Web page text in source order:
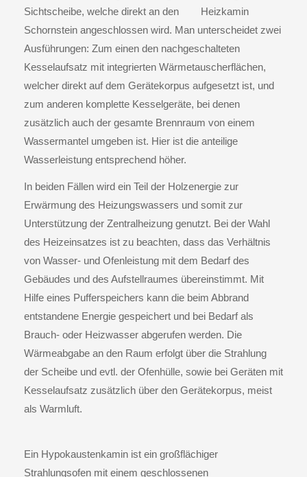
Sichtscheibe, welche direkt an den
Schornstein angeschlossen wird. Man unterscheidet zwei
Ausführungen: Zum einen den nachgeschalteten
Kesselaufsatz mit integrierten Wärmetauscherflächen,
welcher direkt auf dem Gerätekorpus aufgesetzt ist, und
zum anderen komplette Kesselgeräte, bei denen
zusätzlich auch der gesamte Brennraum von einem
Wassermantel umgeben ist. Hier ist die anteilige
Wasserleistung entsprechend höher.
In beiden Fällen wird ein Teil der Holzenergie zur
Erwärmung des Heizungswassers und somit zur
Unterstützung der Zentralheizung genutzt. Bei der Wahl
des Heizeinsatzes ist zu beachten, dass das Verhältnis
von Wasser- und Ofenleistung mit dem Bedarf des
Gebäudes und des Aufstellraumes übereinstimmt. Mit
Hilfe eines Pufferspeichers kann die beim Abbrand
entstandene Energie gespeichert und bei Bedarf als
Brauch- oder Heizwasser abgerufen werden. Die
Wärmeabgabe an den Raum erfolgt über die Strahlung
der Scheibe und evtl. der Ofenhülle, sowie bei Geräten mit
Kesselaufsatz zusätzlich über den Gerätekorpus, meist
als Warmluft.
Ein Hypokaustenkamin ist ein großflächiger
Strahlungsofen mit einem geschlossenen